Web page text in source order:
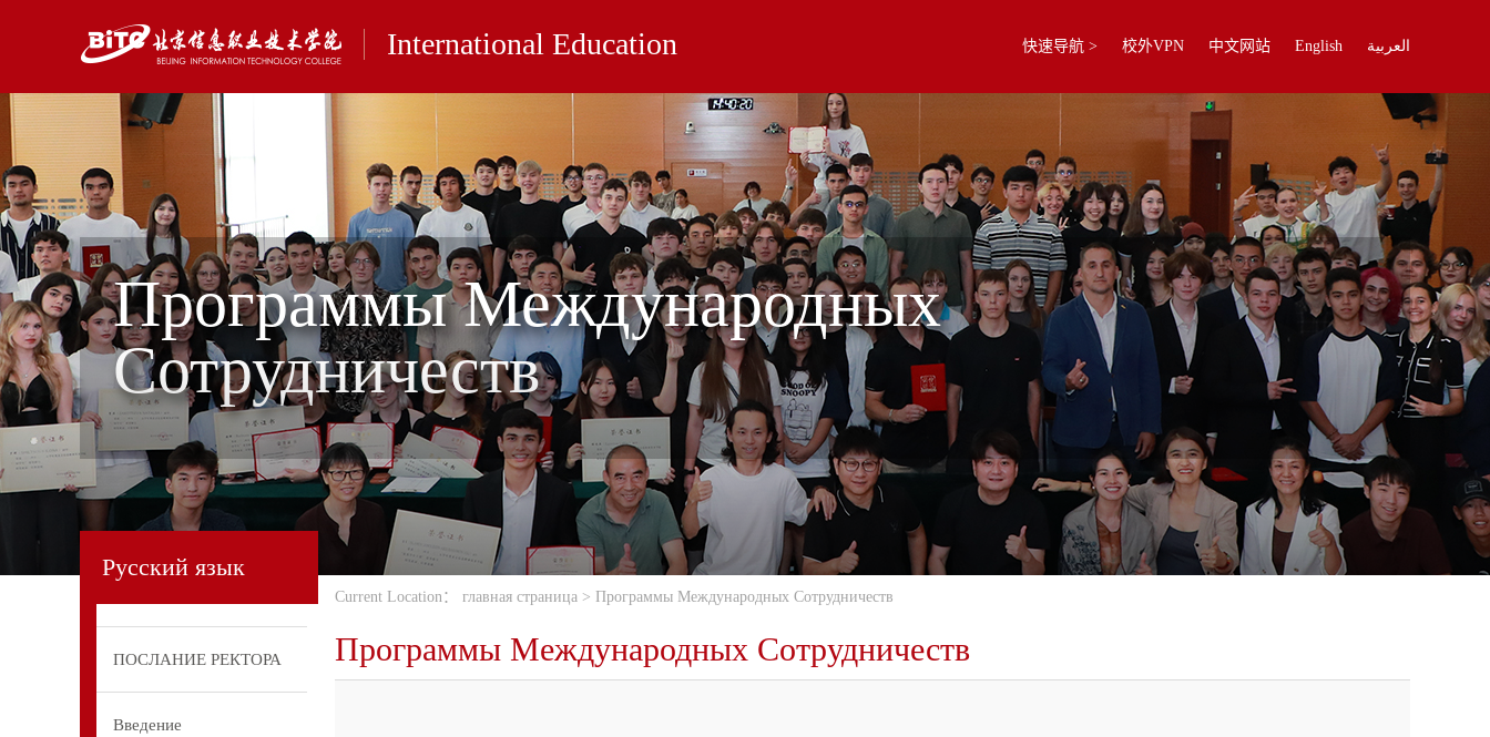
International Education 快速导航 > 校外VPN 中文网站 English العربية
Программы Международных
Сотрудничеств
Русский язык
ПОСЛАНИЕ РЕКТОРА
Введение
Current Location： главная страница > Программы Международных Сотрудничеств
Программы Международных Сотрудничеств